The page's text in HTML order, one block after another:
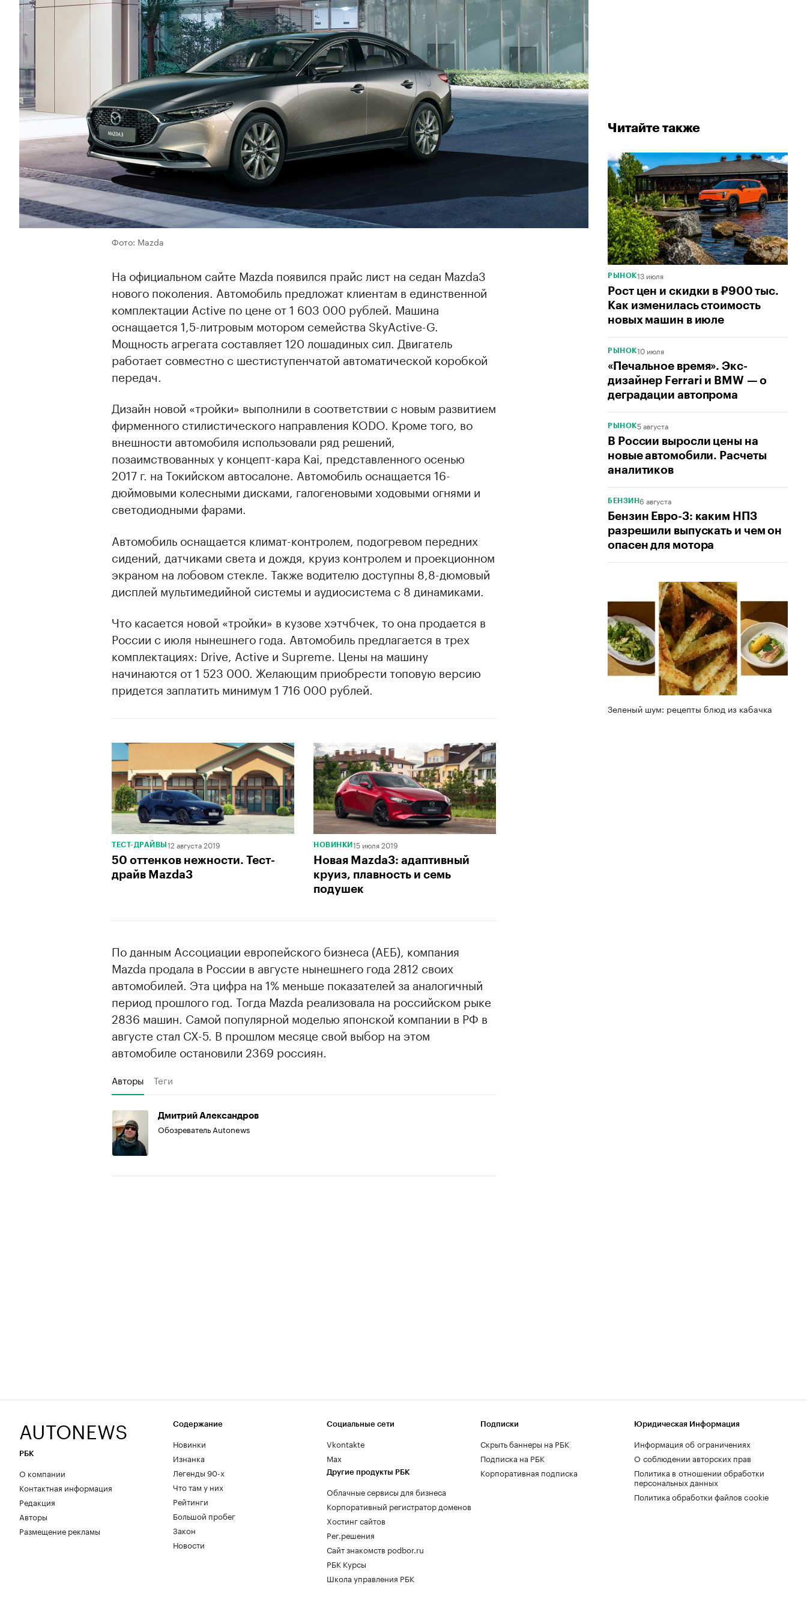
Читайте также
РЫНОК13 июля
Рост цен и скидки в ₽900 тыс.
Как изменилась стоимость
новых машин в июле
РЫНОК10 июля
«Печальное время». Экс-
дизайнер Ferrari и BMW — о
деградации автопрома
РЫНОК5 августа
В России выросли цены на
новые автомобили. Расчеты
аналитиков
БЕНЗИН6 августа
Бензин Евро-3: каким НПЗ
разрешили выпускать и чем он
опасен для мотора
Зеленый шум: рецепты блюд из кабачка
Фото: Mazda
На официальном сайте Mazda появился прайс лист на седан Mazda3
нового поколения. Автомобиль предложат клиентам в единственной
комплектации Active по цене от 1 603 000 рублей. Машина
оснащается 1,5-литровым мотором семейства SkyActive-G.
Мощность агрегата составляет 120 лошадиных сил. Двигатель
работает совместно с шестиступенчатой автоматической коробкой
передач.
Дизайн новой «тройки» выполнили в соответствии с новым развитием
фирменного стилистического направления KODO. Кроме того, во
внешности автомобиля использовали ряд решений,
позаимствованных у концепт-кара Kai, представленного осенью
2017 г. на Токийском автосалоне. Автомобиль оснащается 16-
дюймовыми колесными дисками, галогеновыми ходовыми огнями и
светодиодными фарами.
Автомобиль оснащается климат-контролем, подогревом передних
сидений, датчиками света и дождя, круиз контролем и проекционном
экраном на лобовом стекле. Также водителю доступны 8,8-дюмовый
дисплей мультимедийной системы и аудиосистема с 8 динамиками.
Что касается новой «тройки» в кузове хэтчбчек, то она продается в
России с июля нынешнего года. Автомобиль предлагается в трех
комплектациях: Drive, Active и Supreme. Цены на машину
начинаются от 1 523 000. Желающим приобрести топовую версию
придется заплатить минимум 1 716 000 рублей.
ТЕСТ-ДРАЙВЫ 12 августа 2019
50 оттенков нежности. Тест-
драйв Mazda3
НОВИНКИ 15 июля 2019
Новая Mazda3: адаптивный
круиз, плавность и семь
подушек
По данным Ассоциации европейского бизнеса (АЕБ), компания
Mazda продала в России в августе нынешнего года 2812 своих
автомобилей. Эта цифра на 1% меньше показателей за аналогичный
период прошлого год. Тогда Mazda реализовала на российском рыке
2836 машин. Самой популярной моделью японской компании в РФ в
августе стал CX-5. В прошлом месяце свой выбор на этом
автомобиле остановили 2369 россиян.
Авторы Теги
Дмитрий Александров
Обозреватель Autonews
AUTONEWS
РБК
О компании
Контактная информация
Редакция
Авторы
Размещение рекламы
Содержание
Новинки
Изнанка
Легенды 90-х
Что там у них
Рейтинги
Большой пробег
Закон
Новости
Социальные сети
Vkontakte
Max
Другие продукты РБК
Облачные сервисы для бизнеса
Корпоративный регистратор доменов
Хостинг сайтов
Рег.решения
Сайт знакомств podbor.ru
РБК Курсы
Школа управления РБК
Подписки
Скрыть баннеры на РБК
Подписка на РБК
Корпоративная подписка
Юридическая Информация
Информация об ограничениях
О соблюдении авторских прав
Политика в отношении обработки
персональных данных
Политика обработки файлов cookie